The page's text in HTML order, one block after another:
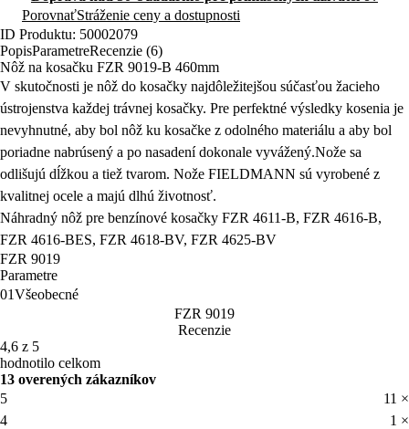
PorovnaťStráženie ceny a dostupnosti
ID Produktu: 50002079
PopisParametreRecenzie (6)
Nôž na kosačku FZR 9019-B 460mm
V skutočnosti je nôž do kosačky najdôležitejšou súčasťou žacieho
ústrojenstva každej trávnej kosačky. Pre perfektné výsledky kosenia je
nevyhnutné, aby bol nôž ku kosačke z odolného materiálu a aby bol
poriadne nabrúsený a po nasadení dokonale vyvážený.Nože sa
odlišujú dĺžkou a tiež tvarom. Nože FIELDMANN sú vyrobené z
kvalitnej ocele a majú dlhú životnosť.
Náhradný nôž pre benzínové kosačky FZR 4611-B, FZR 4616-B,
FZR 4616-BES, FZR 4618-BV, FZR 4625-BV
FZR 9019
Parametre
01Všeobecné
FZR 9019
Recenzie
4,6 z 5
hodnotilo celkom
13 overených zákazníkov
5
11 ×
4
1 ×